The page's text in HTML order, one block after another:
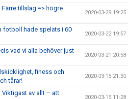
tillslag => högre
2020-03-29 19:25
fotboll hade spelats i 60
2020-03-22 19:57
vad vi alla behöver just
2020-03-21 20:58
finess och
tårar!
2020-03-15 21:30
Viktigast av allt – att
2020-03-15 11:28